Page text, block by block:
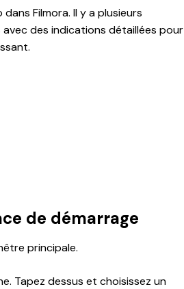
Filmora. Il y a plusieurs
des indications détaillées pour
de démarrage
principale.
Tapez dessus et choisissez un